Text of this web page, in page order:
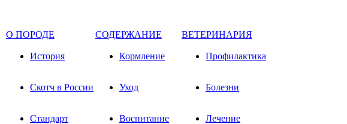
О ПОРОДЕ СОДЕРЖАНИЕ ВЕТЕРИНАРИЯ
История Кормление Профилактика
Скотч в России Уход Болезни
Стандарт Воспитание Лечение